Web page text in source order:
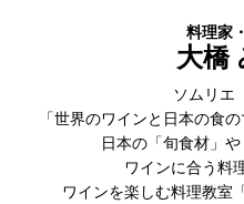
料理家
大橋
ソムリエ
「世界のワインと日本の食
日本の「旬食材」
ワインに合う料
ワインを楽しむ料理教室